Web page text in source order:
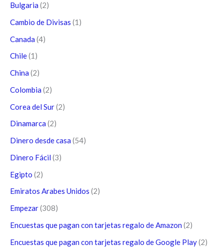
Bulgaria (2)
Cambio de Divisas (1)
Canada (4)
Chile(1)
China (2)
Colombia (2)
Corea del Sur(2)
Dinamarca (2)
Dinero desde casa (54)
Dinero Fácil (3)
Egipto (2)
Emiratos Arabes Unidos (2)
Empezar(308)
Encuestas que pagan con tarjetas regalo de Amazon (2)
Encuestas que pagan con tarjetas regalo de Google Play(2)